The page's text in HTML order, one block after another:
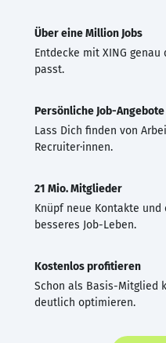
Über eine Million Jobs
Entdecke mit XING
passt.
Persönliche Job-Angebote
Lass Dich finden von
Recruiter·innen.
21 Mio. Mitglieder
Knüpf neue Kontakte
besseres Job-Leben.
Kostenlos profitieren
Schon als Basis-Mitglied
deutlich optimieren.